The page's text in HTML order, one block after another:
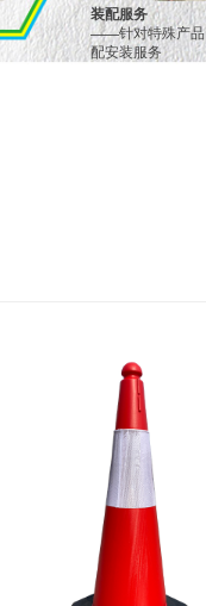
装配服务
——针对特殊产品
配安装服务